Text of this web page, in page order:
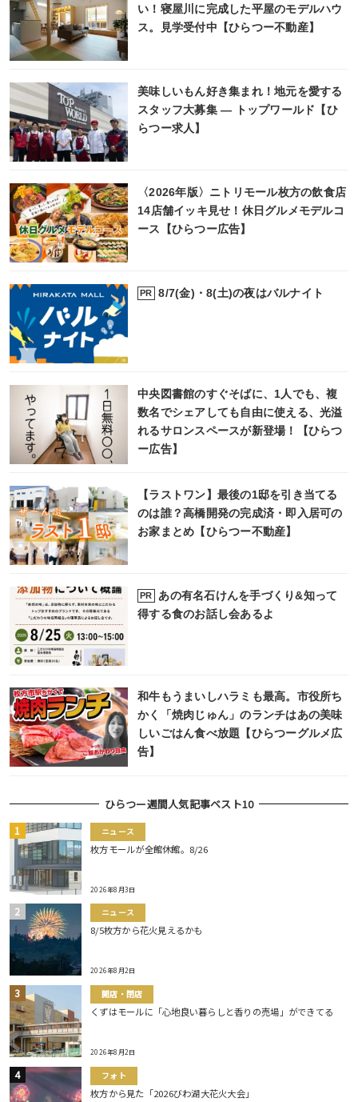
い！寝屋川に完成した平屋のモデルハウ
ス。見学受付中【ひらつー不動産】
美味しいもん好き集まれ！地元を愛する
スタッフ大募集 ― トップワールド【ひ
らつー求人】
〈2026年版〉ニトリモール枚方の飲食店
14店舗イッキ見せ！休日グルメモデルコ
ース【ひらつー広告】
PR 8/7(金)・8(土)の夜はバルナイト
中央図書館のすぐそばに、1人でも、複
数名でシェアしても自由に使える、光溢
れるサロンスペースが新登場！【ひらつ
ー広告】
【ラストワン】最後の1邸を引き当てる
のは誰？高橋開発の完成済・即入居可の
お家まとめ【ひらつー不動産】
PR
あの有名石けんを手づくり&知って
得する食のお話し会あるよ
和牛もうまいしハラミも最高。市役所ち
かく「焼肉じゅん」のランチはあの美味
しいごはん食べ放題【ひらつーグルメ広
告】
ひらつー週間人気記事ベスト10
ニュース
枚方モールが全館休館。8/26
2026年8月3日
ニュース
8/5枚方から花火見えるかも
2026年8月2日
開店・閉店
くずはモールに「心地良い暮らしと香りの売場」ができてる
2026年8月2日
フォト
枚方から見た「2026びわ湖大花火大会」